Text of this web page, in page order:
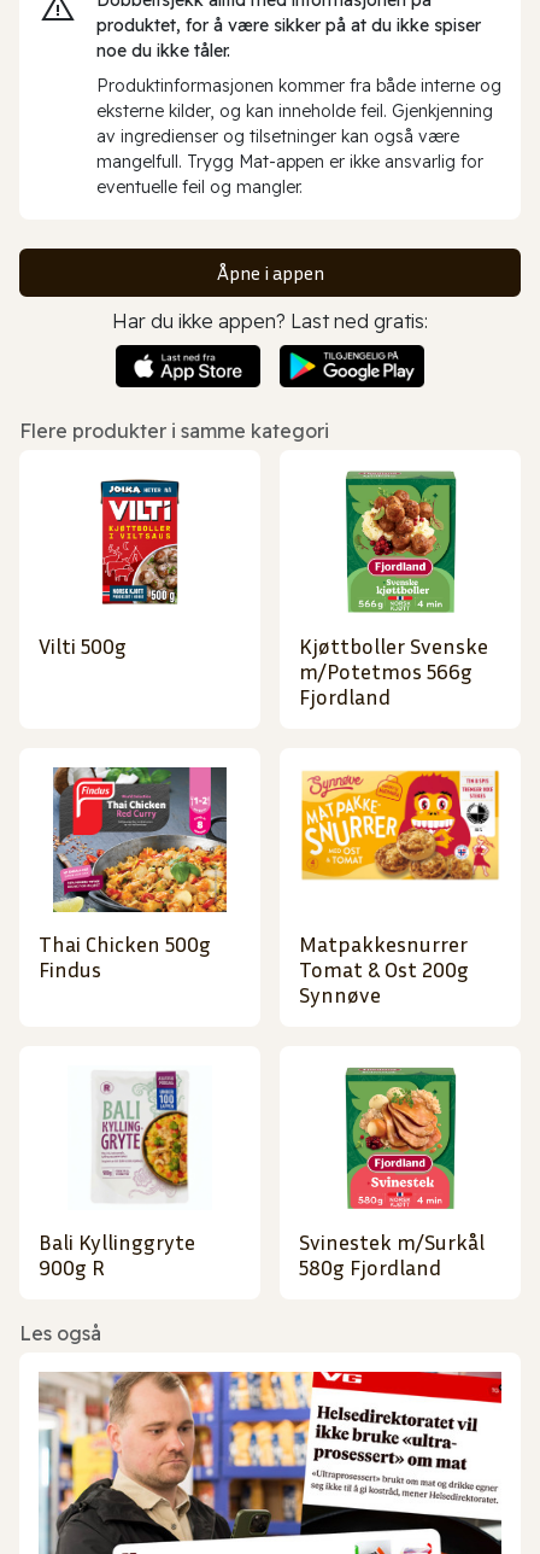
produktet, for å være sikker på at du ikke spiser
noe du ikke tåler.
Produktinformasjonen kommer fra både interne og
eksterne kilder, og kan inneholde feil. Gjenkjenning
av ingredienser og tilsetninger kan også være
mangelfull. Trygg Mat-appen er ikke ansvarlig for
eventuelle feil og mangler.
Åpne i appen
Har du ikke appen? Last ned gratis:
Flere produkter i samme kategori
Vilti 500g
Kjøttboller Svenske
m/Potetmos 566g
Fjordland
Thai Chicken 500g
Findus
Matpakkesnurrer
Tomat & Ost 200g
Synnøve
Bali Kyllinggryte
900g R
Svinestek m/Surkål
580g Fjordland
Les også